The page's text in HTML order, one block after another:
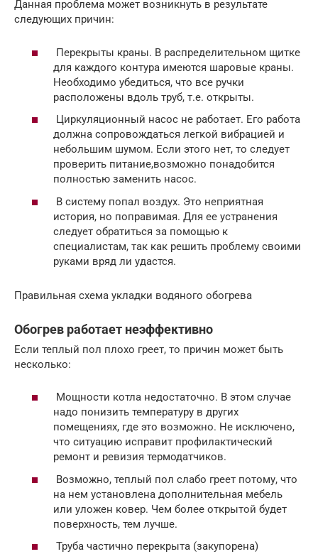
Данная проблема может возникнуть в результате
следующих причин:
Перекрыты краны. В распределительном щитке
для каждого контура имеются шаровые краны.
Необходимо убедиться, что все ручки
расположены вдоль труб, т.е. открыты.
Циркуляционный насос не работает. Его работа
должна сопровождаться легкой вибрацией и
небольшим шумом. Если этого нет, то следует
проверить питание,возможно понадобится
полностью заменить насос.
В систему попал воздух. Это неприятная
история, но поправимая. Для ее устранения
следует обратиться за помощью к
специалистам, так как решить проблему своими
руками вряд ли удастся.
Правильная схема укладки водяного обогрева
Обогрев работает неэффективно
Если теплый пол плохо греет, то причин может быть
несколько:
Мощности котла недостаточно. В этом случае
надо понизить температуру в других
помещениях, где это возможно. Не исключено,
что ситуацию исправит профилактический
ремонт и ревизия термодатчиков.
Возможно, теплый пол слабо греет потому, что
на нем установлена дополнительная мебель
или уложен ковер. Чем более открытой будет
поверхность, тем лучше.
Труба частично перекрыта (закупорена)